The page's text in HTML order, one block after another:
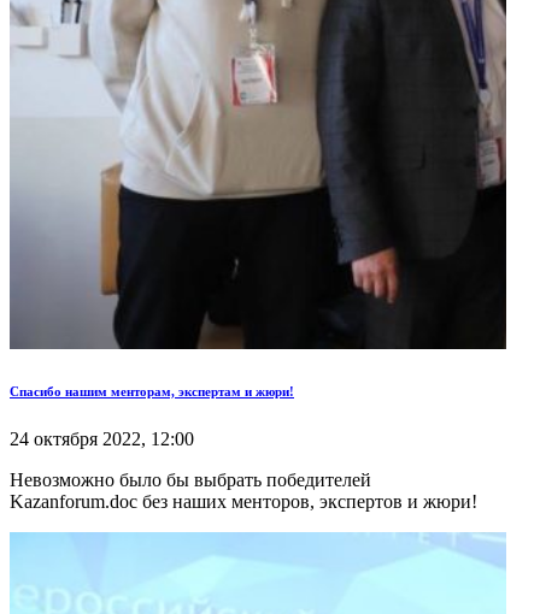
Спасибо нашим менторам, экспертам и жюри!
24 октября 2022, 12:00
Невозможно было бы выбрать победителей
Kazanforum.doc без наших менторов, экспертов и жюри!